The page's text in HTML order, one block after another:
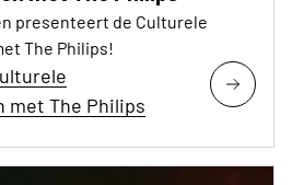
presenteert de Culturele
The Philips!
met The Philips